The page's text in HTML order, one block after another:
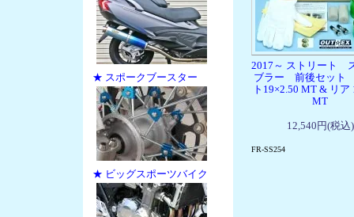
★ スポークブースター
★ ビッグスポーツバイク
2017～ ストリート
ブラー 前後セット
ト19×2.50 MT & リア
MT
12,540円(税込)
FR-SS254